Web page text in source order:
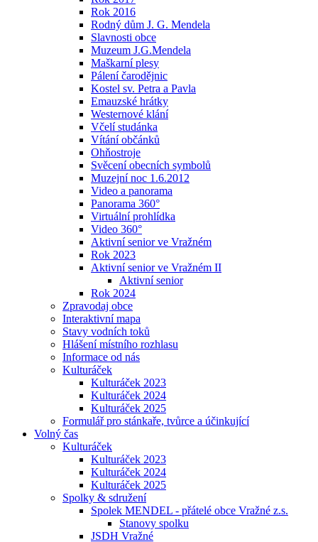
Rok 2016
Rodný dům J. G. Mendela
Slavnosti obce
Muzeum J.G.Mendela
Maškarní plesy
Pálení čarodějnic
Kostel sv. Petra a Pavla
Emauzské hrátky
Westernové klání
Včelí studánka
Vítání občánků
Ohňostroje
Svěcení obecních symbolů
Muzejní noc 1.6.2012
Video a panorama
Panorama 360°
Virtuální prohlídka
Video 360°
Aktivní senior ve Vražném
Rok 2023
Aktivní senior ve Vražném II
Aktivní senior
Rok 2024
Zpravodaj obce
Interaktivní mapa
Stavy vodních toků
Hlášení místního rozhlasu
Informace od nás
Kulturáček
Kulturáček 2023
Kulturáček 2024
Kulturáček 2025
Formulář pro stánkaře, tvůrce a účinkující
Volný čas
Kulturáček
Kulturáček 2023
Kulturáček 2024
Kulturáček 2025
Spolky & sdružení
Spolek MENDEL - přátelé obce Vražné z.s.
Stanovy spolku
JSDH Vražné